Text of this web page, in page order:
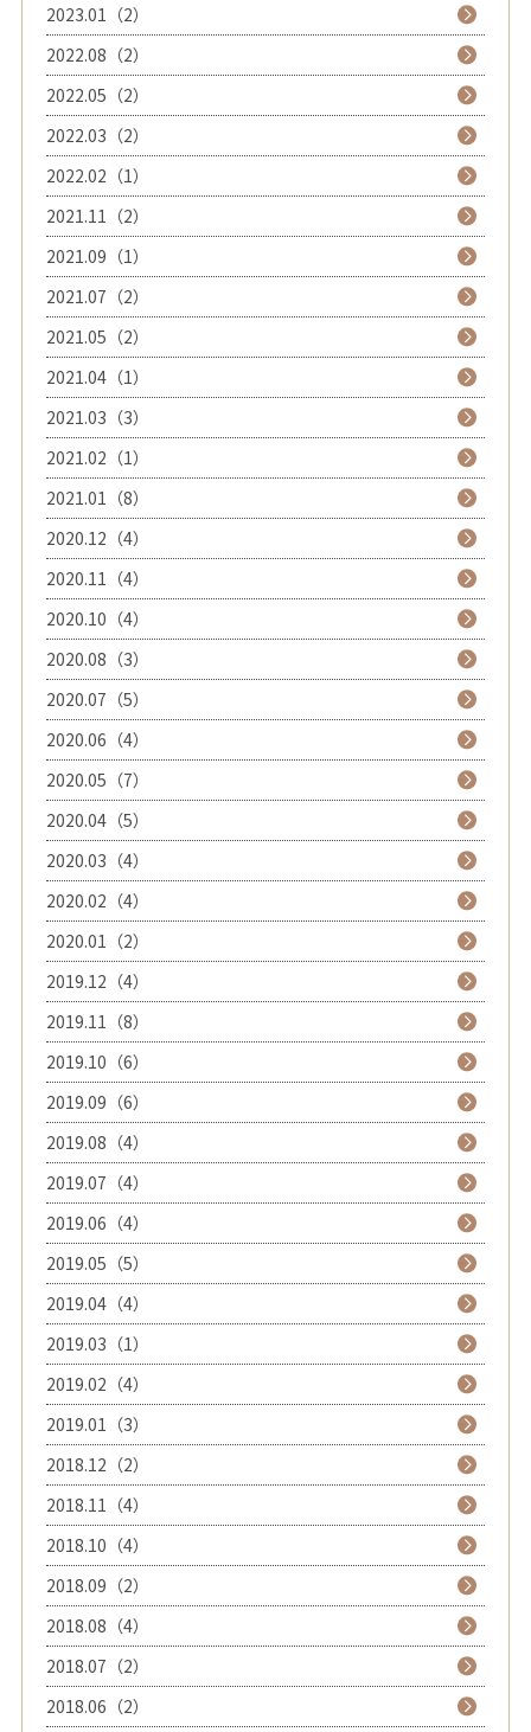
2023.01（2）
2022.08（2）
2022.05（2）
2022.03（2）
2022.02（1）
2021.11（2）
2021.09（1）
2021.07（2）
2021.05（2）
2021.04（1）
2021.03（3）
2021.02（1）
2021.01（8）
2020.12（4）
2020.11（4）
2020.10（4）
2020.08（3）
2020.07（5）
2020.06（4）
2020.05（7）
2020.04（5）
2020.03（4）
2020.02（4）
2020.01（2）
2019.12（4）
2019.11（8）
2019.10（6）
2019.09（6）
2019.08（4）
2019.07（4）
2019.06（4）
2019.05（5）
2019.04（4）
2019.03（1）
2019.02（4）
2019.01（3）
2018.12（2）
2018.11（4）
2018.10（4）
2018.09（2）
2018.08（4）
2018.07（2）
2018.06（2）